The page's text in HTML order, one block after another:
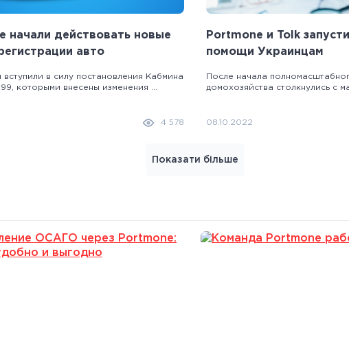
начали действовать новые
авто
вступили в силу постановления Кабмина
которыми внесены изменения ...
4 578
Portmone и Tolk
помощи Украинцам
После начала
домохозяйства столкнулись с
08.10.2022
Показати більше